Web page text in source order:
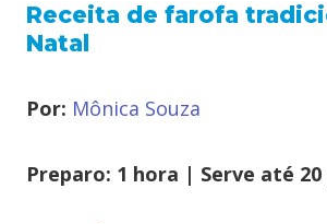
Receita de farofa
Natal
Por: Mônica Souza
Preparo: 1 hora | Serve até 20